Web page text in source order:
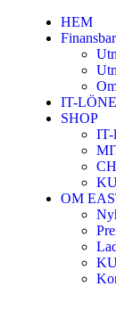
HEM
IT-
SHOP
IT-
OM